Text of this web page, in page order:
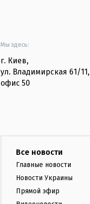
Мы здесь:
г. Киев,
ул. Владимирская 61/11,
офис 50
Все новости
Главные новости
Новости Украины
Прямой эфир